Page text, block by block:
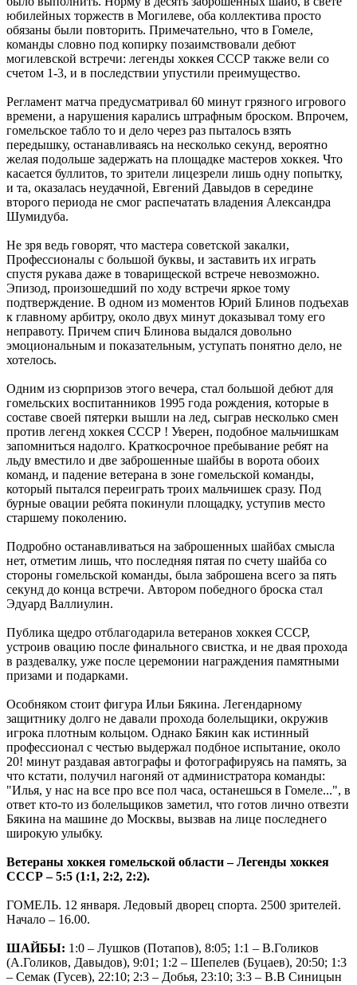
юбилейных торжеств в Могилеве, оба коллектива просто
обязаны были повторить. Примечательно, что в Гомеле,
команды словно под копирку позаимствовали дебют
могилевской встречи: легенды хоккея СССР также вели со
счетом 1-3, и в последствии упустили преимущество.
Регламент матча предусматривал 60 минут грязного игрового
времени, а нарушения карались штрафным броском. Впрочем,
гомельское табло то и дело через раз пыталось взять
передышку, останавливаясь на несколько секунд, вероятно
желая подольше задержать на площадке мастеров хоккея. Что
касается буллитов, то зрители лицезрели лишь одну попытку,
и та, оказалась неудачной, Евгений Давыдов в середине
второго периода не смог распечатать владения Александра
Шумидуба.
Не зря ведь говорят, что мастера советской закалки,
Профессионалы с большой буквы, и заставить их играть
спустя рукава даже в товарищеской встрече невозможно.
Эпизод, произошедший по ходу встречи яркое тому
подтверждение. В одном из моментов Юрий Блинов подъехав
к главному арбитру, около двух минут доказывал тому его
неправоту. Причем спич Блинова выдался довольно
эмоциональным и показательным, уступать понятно дело, не
хотелось.
Одним из сюрпризов этого вечера, стал большой дебют для
гомельских воспитанников 1995 года рождения, которые в
составе своей пятерки вышли на лед, сыграв несколько смен
против легенд хоккея СССР ! Уверен, подобное мальчишкам
запомниться надолго. Краткосрочное пребывание ребят на
льду вместило и две заброшенные шайбы в ворота обоих
команд, и падение ветерана в зоне гомельской команды,
который пытался переиграть троих мальчишек сразу. Под
бурные овации ребята покинули площадку, уступив место
старшему поколению.
Подробно останавливаться на заброшенных шайбах смысла
нет, отметим лишь, что последняя пятая по счету шайба со
стороны гомельской команды, была заброшена всего за пять
секунд до конца встречи. Автором победного броска стал
Эдуард Валлиулин.
Публика щедро отблагодарила ветеранов хоккея СССР,
устроив овацию после финального свистка, и не двая прохода
в раздевалку, уже после церемонии награждения памятными
призами и подарками.
Особняком стоит фигура Ильи Бякина. Легендарному
защитнику долго не давали прохода болельщики, окружив
игрока плотным кольцом. Однако Бякин как истинный
профессионал с честью выдержал подбное испытание, около
20! минут раздавая автографы и фотографируясь на память, за
что кстати, получил нагоняй от администратора команды:
"Илья, у нас на все про все пол часа, останешься в Гомеле...", в
ответ кто-то из болельщиков заметил, что готов лично отвезти
Бякина на машине до Москвы, вызвав на лице последнего
широкую улыбку.
Ветераны хоккея гомельской области – Легенды хоккея
СССР – 5:5 (1:1, 2:2, 2:2).
ГОМЕЛЬ. 12 января. Ледовый дворец спорта. 2500 зрителей.
Начало – 16.00.
ШАЙБЫ: 1:0 – Лушков (Потапов), 8:05; 1:1 – В.Голиков
(А.Голиков, Давыдов), 9:01; 1:2 – Шепелев (Буцаев), 20:50; 1:3
– Семак (Гусев), 22:10; 2:3 – Добья, 23:10; 3:3 – В.В Синицын